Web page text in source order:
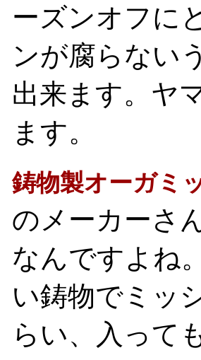
ーズンオフに
ンが腐らない
出来ます。ヤ
ます。
鋳物製オーガミ
のメーカーさ
なんですよね
い鋳物でミッ
らい、入って